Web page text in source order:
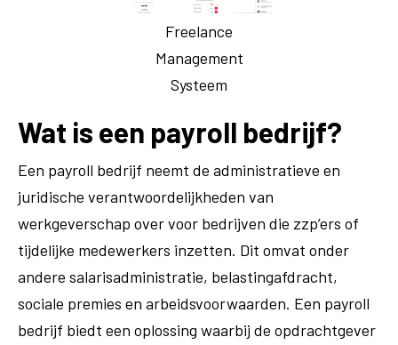
Freelance
Management
Systeem
Wat is een payroll bedrijf?
Een payroll bedrijf neemt de administratieve en
juridische verantwoordelijkheden van
werkgeverschap over voor bedrijven die zzp’ers of
tijdelijke medewerkers inzetten. Dit omvat onder
andere salarisadministratie, belastingafdracht,
sociale premies en arbeidsvoorwaarden. Een payroll
bedrijf biedt een oplossing waarbij de opdrachtgever